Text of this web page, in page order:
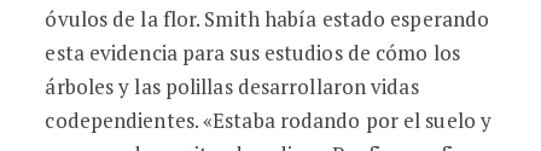
óvulos de la flor. Smith había estado esperando
esta evidencia para sus estudios de cómo los
árboles y las polillas desarrollaron vidas
codependientes. «Estaba rodando por el suelo y